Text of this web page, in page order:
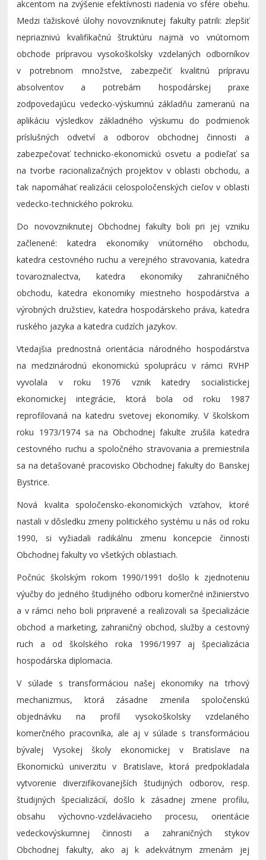
akcentom na zvýšenie efektívnosti riadenia vo sfére obehu.
Medzi ťažiskové úlohy novovzniknutej fakulty patrili: zlepšiť
nepriaznivú kvalifikačnú štruktúru najmä vo vnútornom
obchode prípravou vysokoškolsky vzdelaných odborníkov
v potrebnom množstve, zabezpečiť kvalitnú prípravu
absolventov a potrebám hospodárskej praxe
zodpovedajúcu vedecko-výskumnú základňu zameranú na
aplikáciu výsledkov základného výskumu do podmienok
príslušných odvetví a odborov obchodnej činnosti a
zabezpečovať technicko-ekonomickú osvetu a podieľať sa
na tvorbe racionalizačných projektov v oblasti obchodu, a
tak napomáhať realizácii celospoločenských cieľov v oblasti
vedecko-technického pokroku.
Do novovzniknutej Obchodnej fakulty boli pri jej vzniku
začlenené: katedra ekonomiky vnútorného obchodu,
katedra cestovného ruchu a verejného stravovania, katedra
tovaroznalectva, katedra ekonomiky zahraničného
obchodu, katedra ekonomiky miestneho hospodárstva a
výrobných družstiev, katedra hospodárskeho práva, katedra
ruského jazyka a katedra cudzích jazykov.
Vtedajšia prednostná orientácia národného hospodárstva
na medzinárodnú ekonomickú spoluprácu v rámci RVHP
vyvolala v roku 1976 vznik katedry socialistickej
ekonomickej integrácie, ktorá bola od roku 1987
reprofilovaná na katedru svetovej ekonomiky. V školskom
roku 1973/1974 sa na Obchodnej fakulte zrušila katedra
cestovného ruchu a spoločného stravovania a premiestnila
sa na detašované pracovisko Obchodnej fakulty do Banskej
Bystrice.
Nová kvalita spoločensko-ekonomických vzťahov, ktoré
nastali v dôsledku zmeny politického systému u nás od roku
1990, si vyžiadali radikálnu zmenu koncepcie činnosti
Obchodnej fakulty vo všetkých oblastiach.
Počnúc školským rokom 1990/1991 došlo k zjednoteniu
výučby do jedného študijného odboru komerčné inžinierstvo
a v rámci neho boli pripravené a realizovali sa špecializácie
obchod a marketing, zahraničný obchod, služby a cestovný
ruch a od školského roka 1996/1997 aj špecializácia
hospodárska diplomacia.
V súlade s transformáciou našej ekonomiky na trhový
mechanizmus, ktorá zásadne zmenila spoločenskú
objednávku na profil vysokoškolsky vzdelaného
komerčného pracovníka, ale aj v súlade s transformáciou
bývalej Vysokej školy ekonomickej v Bratislave na
Ekonomickú univerzitu v Bratislave, ktorá predpokladala
vytvorenie diverzifikovanejších študijných odborov, resp.
študijných špecializácií, došlo k zásadnej zmene profilu,
obsahu výchovno-vzdelávacieho procesu, orientácie
vedeckovýskumnej činnosti a zahraničných stykov
Obchodnej fakulty, ako aj k adekvátnym zmenám jej